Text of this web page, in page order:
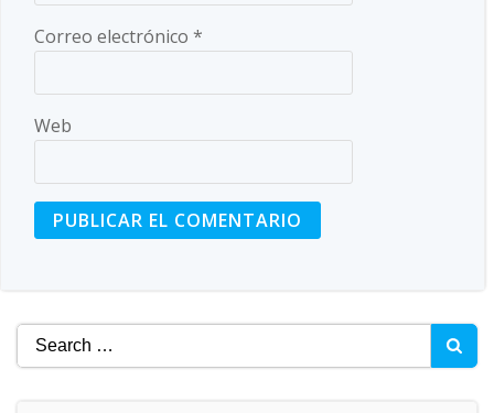
Correo electrónico *
Web
Search
for: